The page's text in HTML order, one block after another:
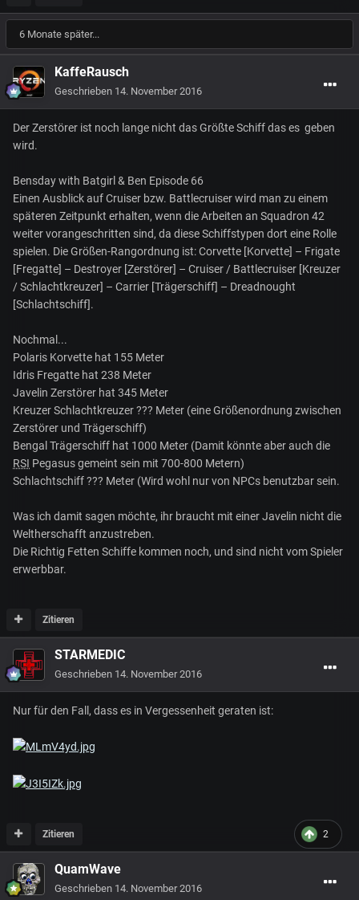
6 Monate später...
KaffeRausch
Geschrieben 14. November 2016
Der Zerstörer ist noch lange nicht das Größte Schiff das es geben
wird.
Bensday with Batgirl & Ben Episode 66
Einen Ausblick auf Cruiser bzw. Battlecruiser wird man zu einem
späteren Zeitpunkt erhalten, wenn die Arbeiten an Squadron 42
weiter vorangeschritten sind, da diese Schiffstypen dort eine Rolle
spielen. Die Größen-Rangordnung ist: Corvette [Korvette] – Frigate
[Fregatte] – Destroyer [Zerstörer] – Cruiser / Battlecruiser [Kreuzer
/ Schlachtkreuzer] – Carrier [Trägerschiff] – Dreadnought
[Schlachtschiff].
Nochmal...
Polaris Korvette hat 155 Meter
Idris Fregatte hat 238 Meter
Javelin Zerstörer hat 345 Meter
Kreuzer Schlachtkreuzer ??? Meter (eine Größenordnung zwischen
Zerstörer und Trägerschiff)
Bengal Trägerschiff hat 1000 Meter (Damit könnte aber auch die
RSI Pegasus gemeint sein mit 700-800 Metern)
Schlachtschiff ??? Meter (Wird wohl nur von NPCs benutzbar sein.
Was ich damit sagen möchte, ihr braucht mit einer Javelin nicht die
Weltherschafft anzustreben.
Die Richtig Fetten Schiffe kommen noch, und sind nicht vom Spieler
erwerbbar.
Zitieren
STARMEDIC
Geschrieben 14. November 2016
Nur für den Fall, dass es in Vergessenheit geraten ist:
2
Zitieren
QuamWave
Geschrieben 14. November 2016